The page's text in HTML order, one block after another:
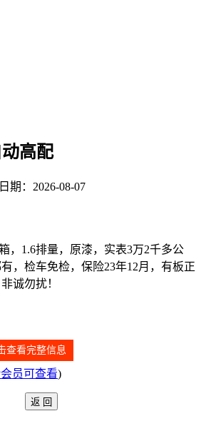
高配
期：2026-08-07
，1.6排量，原漆，实表3万2千多公
，检车免检，保险23年12月，有板正
诚勿扰！
查看完整信息
员可查看)